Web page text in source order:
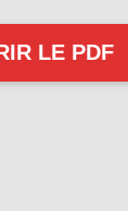
LE PDF